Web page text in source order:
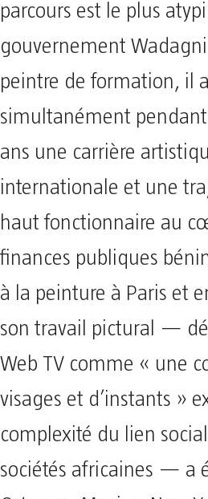
parcours est le plus
gouvernement
peintre de formation, il
simultanément
ans une carrière
internationale et une
haut fonctionnaire au
finances publiques
à la peinture à Paris et
son travail pictural —
Web TV comme « une
visages et d’instants »
complexité du lien
sociétés africaines — a